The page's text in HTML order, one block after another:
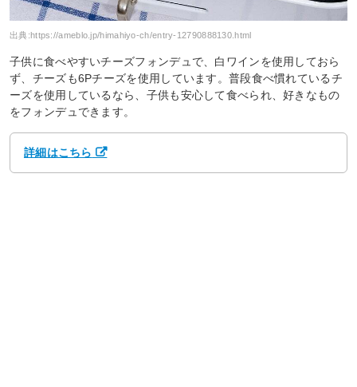
出典:https://ameblo.jp/himahiyo-ch/entry-12790888130.html
子供に食べやすいチーズフォンデュで、白ワインを使用しておら
ず、チーズも6Pチーズを使用しています。普段食べ慣れているチ
ーズを使用しているなら、子供も安心して食べられ、好きなもの
をフォンデュできます。
詳細はこちら